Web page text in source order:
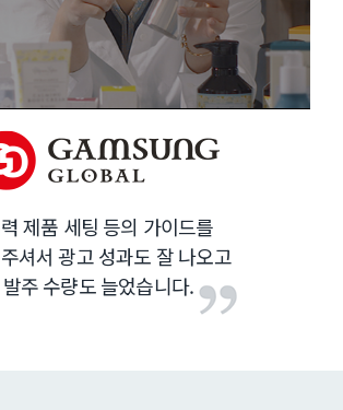
제품 세팅 등의 가이드를
셔서 광고 성과도 잘 나오고
발주 수량도 늘었습니다.